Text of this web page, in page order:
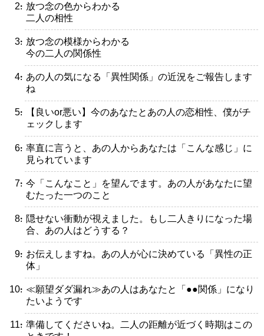
・放つ念の色からわかる
二人の相性
・放つ念の模様からわかる
今の二人の関係性
・あの人の気になる「異性関係」の近況をご報告します
ね
・【良いor悪い】今のあなたとあの人の恋相性、僕がチ
ェックします
・率直に言うと、あの人からあなたは「こんな感じ」に
見られています
・今「こんなこと」を望んでます。あの人があなたに望
むたった一つのこと
・隠せない衝動が視えました。もし二人きりになった場
合、あの人はどうする？
・お伝えしますね。あの人が心に決めている「異性の正
体」
・≪願望ダダ漏れ≫あの人はあなたと「●●関係」になり
たいようです
・準備してくださいね。二人の距離が近づく時期はこの